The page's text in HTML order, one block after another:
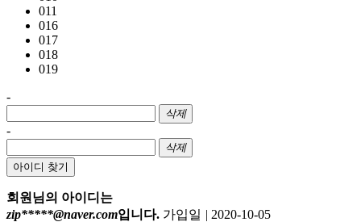
011
016
017
018
019
-
삭제
-
삭제
아이디 찾기
회원님의 아이디는
zip*****@naver.com입니다. 가입일 | 2020-10-05